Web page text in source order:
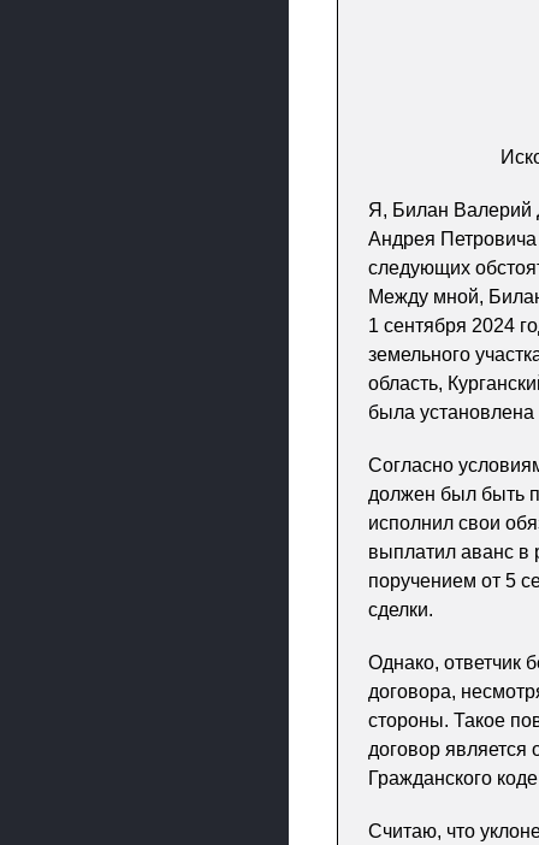
Я, Билан Валерий
Андрея Петровича
следующих
Между мной,
1 сентября 2024
земельного
область,
была
Согласно
должен был быть
исполнил свои
выплатил аванс в
поручением от 5
сделки.
Однако, ответчик
договора,
стороны. Такое
договор является
Гражданского
Считаю, что